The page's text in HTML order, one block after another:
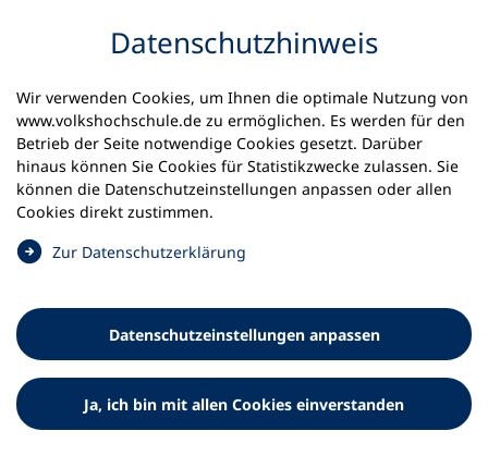
Datenschutz­hinweis
Wir verwenden Cookies, um Ihnen die optimale Nutzung von
www.volkshochschule.de zu ermöglichen. Es werden für den
Betrieb der Seite notwendige Cookies gesetzt. Darüber
hinaus können Sie Cookies für Statistikzwecke zulassen. Sie
können die Datenschutz­einstellungen anpassen oder allen
Cookies direkt zustimmen.
Zur Datenschutz­erklärung
Datenschutz­einstellungen anpassen
Ja, ich bin mit allen Cookies einverstanden
#zukunftsort_vhs: Lernen auf dem Land
vhs als Ort der Demokratie
Eighteen Points for Europe
Eighteen Points for Europe
Wie die vhs Schwerin Europawissen mit Spaß vermittelt
Von Bianka Gericke